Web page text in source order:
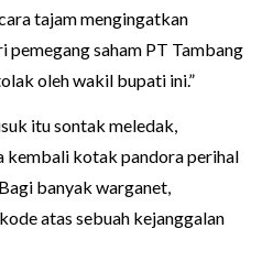
tajam mengingatkan
pemegang saham PT Tambang
oleh wakil bupati ini.”
itu sontak meledak,
kembali kotak pandora perihal
banyak warganet,
atas sebuah kejanggalan